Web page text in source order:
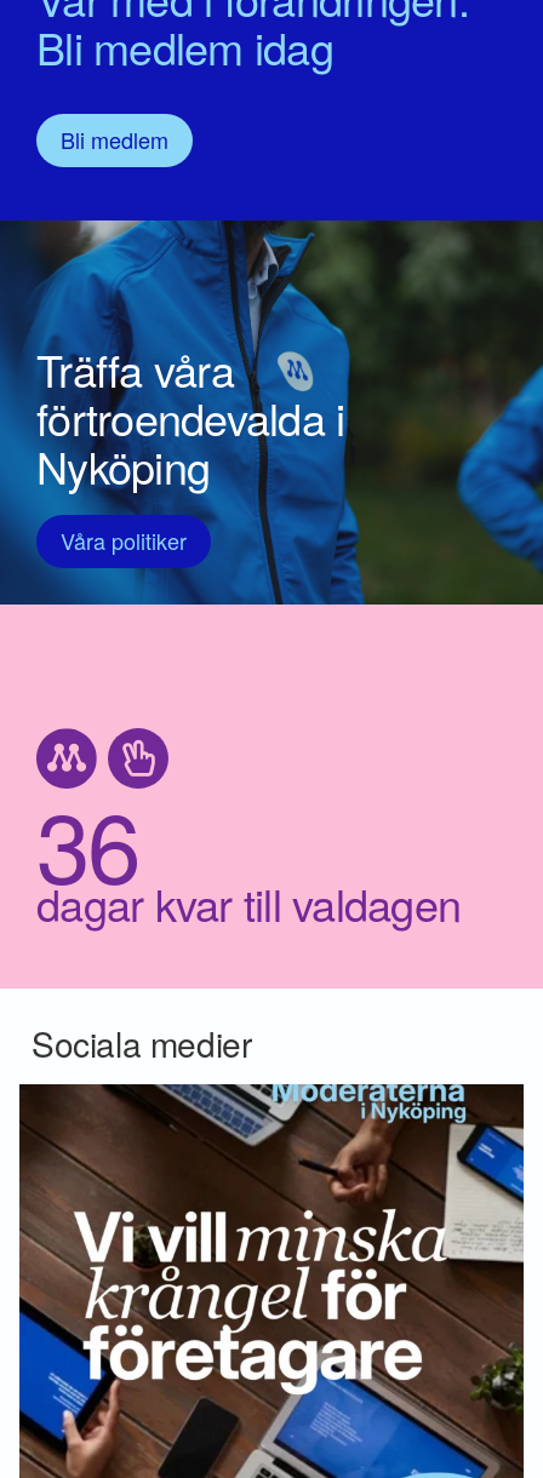
Bli medlem idag
Bli medlem
36
dagar kvar till valdagen
Träffa våra
förtroendevalda i
Nyköping
Våra politiker
Sociala medier